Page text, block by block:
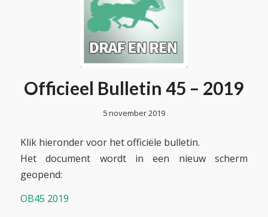
Officieel Bulletin 45 – 2019
5 november 2019
Klik hieronder voor het officiële bulletin.
Het document wordt in een nieuw scherm
geopend:
OB45 2019